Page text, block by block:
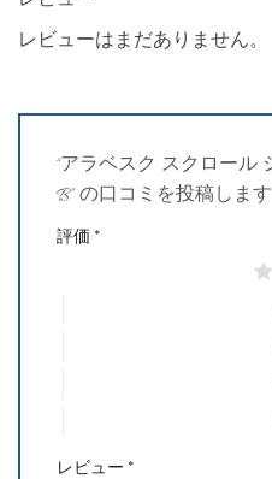
レビューはまだありません。
“アラベスク スクロール
B” の口コミを投稿します
評価 *
レビュー *